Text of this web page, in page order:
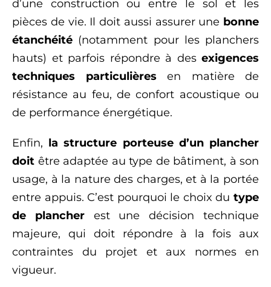
d’une construction ou entre le sol et les
pièces de vie. Il doit aussi assurer une bonne
étanchéité (notamment pour les planchers
hauts) et parfois répondre à des exigences
techniques particulières en matière de
résistance au feu, de confort acoustique ou
de performance énergétique.
Enfin, la structure porteuse d’un plancher
doit être adaptée au type de bâtiment, à son
usage, à la nature des charges, et à la portée
entre appuis. C’est pourquoi le choix du type
de plancher est une décision technique
majeure, qui doit répondre à la fois aux
contraintes du projet et aux normes en
vigueur.